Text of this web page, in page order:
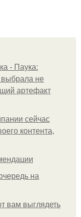
- Паука:
не
артефакт
сейчас
контента,
на
вам выглядеть